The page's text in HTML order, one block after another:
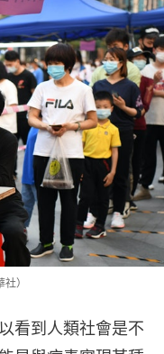
）
看到人類社會是不